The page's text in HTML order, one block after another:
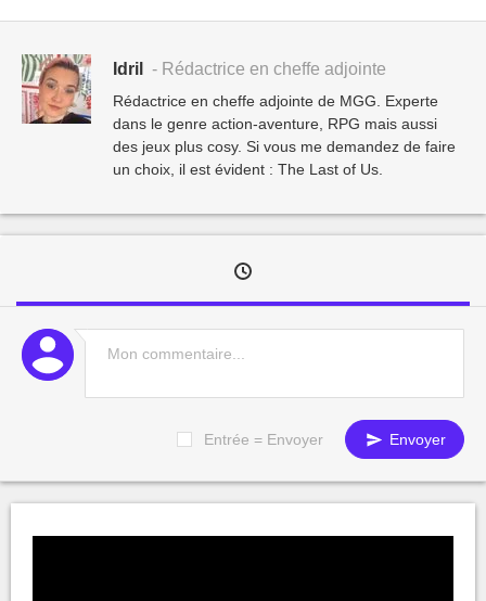
Idril - Rédactrice en cheffe adjointe
Rédactrice en cheffe adjointe de MGG. Experte
dans le genre action-aventure, RPG mais aussi
des jeux plus cosy. Si vous me demandez de faire
un choix, il est évident : The Last of Us.
Entrée = Envoyer Envoyer